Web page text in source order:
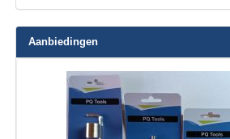
Aanbiedingen